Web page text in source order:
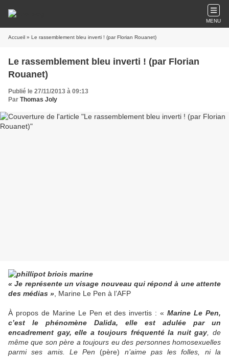
MENU
Accueil » Le rassemblement bleu inverti ! (par Florian Rouanet)
Le rassemblement bleu inverti ! (par Florian
Rouanet)
Publié le 27/11/2013 à 09:13
Par Thomas Joly
« Je représente un visage nouveau qui répond à une attente
des médias » , Marine Le Pen à l’AFP
À propos de Marine Le Pen et des invertis : «Marine Le Pen,
c’est le phénomène Dalida, elle est adulée par un
encadrement gay, elle a toujours fréquenté la nuit gay , de
même que son père a toujours eu des personnes homosexuelles
parmi ses amis. Le Pen (père) n’aime pas les folles, ni la